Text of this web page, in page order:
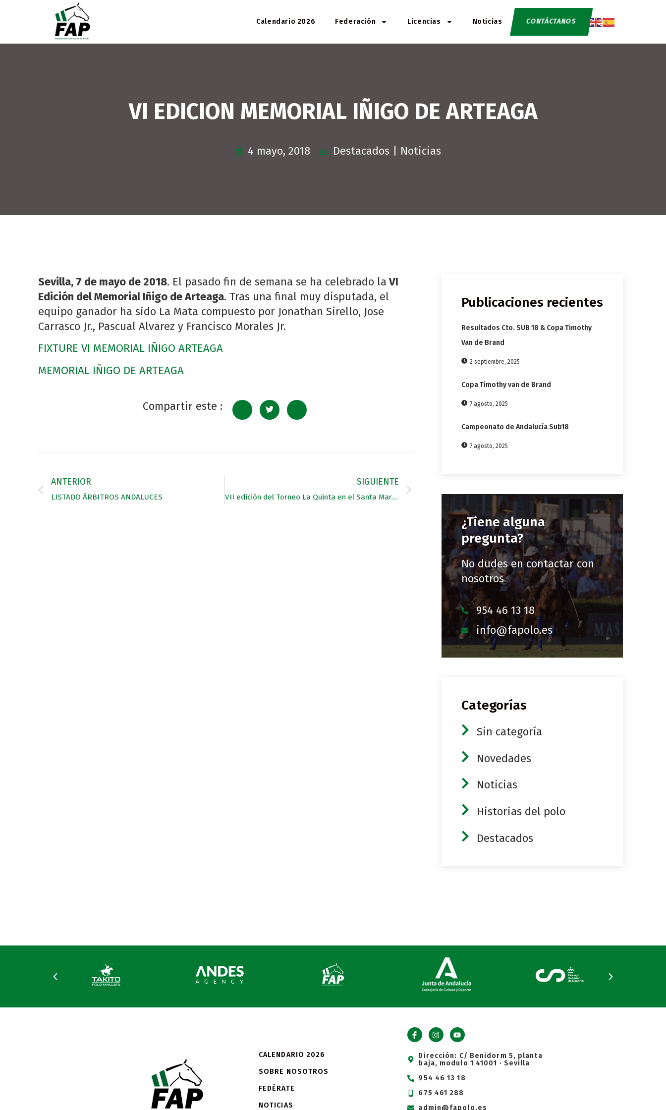
Calendario 2026 Federación Licencias Noticias CONTÁCTANOS
VI EDICION MEMORIAL IÑIGO DE ARTEAGA
4 mayo, 2018 Destacados Noticias
Sevilla, 7 de mayo de 2018. El pasado fin de semana se ha celebrado laVI
Edición del Memorial Iñigo de Arteaga. Tras una final muy disputada, el
equipo ganador ha sido La Mata compuesto por Jonathan Sirello, Jose
Carrasco Jr., Pascual Alvarez y Francisco Morales Jr.
FIXTURE VI MEMORIAL IÑIGO ARTEAGA
MEMORIAL IÑIGO DE ARTEAGA
Compartir este :
ANTERIOR
LISTADO ÁRBITROS ANDALUCES
SIGUIENTE
VII edición del Torneo La Quinta en el Santa María Polo Club
Publicaciones recientes
Resultados Cto. SUB 18 & Copa Timothy
Van de Brand
2 septiembre, 2025
Copa Timothy van de Brand
7 agosto, 2025
Campeonato de Andalucía Sub18
7 agosto, 2025
¿Tiene alguna
pregunta?
No dudes en contactar con
nosotros
954 46 13 18
info@fapolo.es
Categorías
Sin categoría
Novedades
Noticias
Historias del polo
Destacados
CALENDARIO 2026
SOBRE NOSOTROS
FEDÉRATE
NOTICIAS
Dirección: C/ Benidorm 5, planta
baja, modulo 1 41001 · Sevilla
954 46 13 18
675 461 288
admin@fapolo.es